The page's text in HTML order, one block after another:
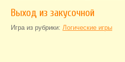
Выход из закусочной
Игра из рубрики: Логические игры